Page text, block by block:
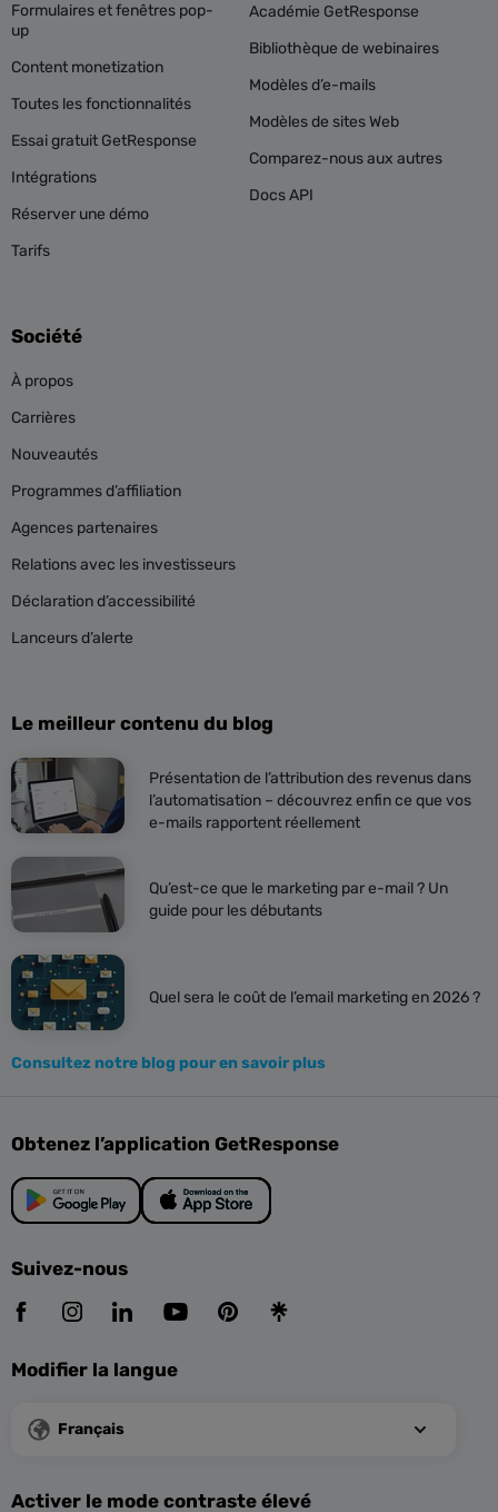
Formulaires et fenêtres pop-
up
Content monetization
Toutes les fonctionnalités
Essai gratuit GetResponse
Intégrations
Réserver une démo
Tarifs
Académie GetResponse
Bibliothèque de webinaires
Modèles d’e-mails
Modèles de sites Web
Comparez-nous aux autres
Docs API
Société
À propos
Carrières
Nouveautés
Programmes d’affiliation
Agences partenaires
Relations avec les investisseurs
Déclaration d’accessibilité
Lanceurs d’alerte
Le meilleur contenu du blog
Présentation de l’attribution des revenus dans
l’automatisation – découvrez enfin ce que vos
e-mails rapportent réellement
Qu’est-ce que le marketing par e-mail ? Un
guide pour les débutants
Quel sera le coût de l’email marketing en 2026 ?
Consultez notre blog pour en savoir plus
Obtenez l’application GetResponse
Suivez-nous
Modifier la langue
Français
Activer le mode contraste élevé